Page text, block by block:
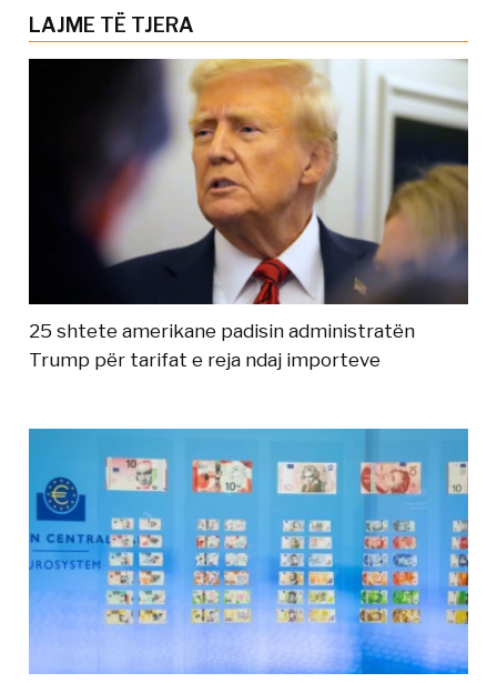
LAJME TË TJERA
25 shtete amerikane padisin administratën
Trump për tarifat e reja ndaj importeve